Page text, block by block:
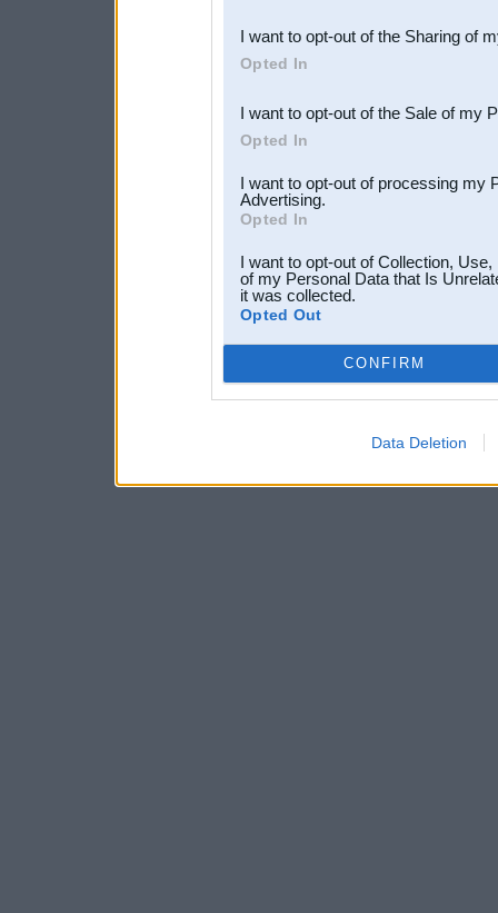
Downstream Participants
third parties.
I want to opt-out of the Sharing of
Opted In
I want to opt-out of the Sale of my
Opted In
I want to opt-out of processing my
Advertising.
Opted In
I want to opt-out of Collection,
of my Personal Data that Is
it was collected.
Opted Out
CONFIRM
Data Deletion